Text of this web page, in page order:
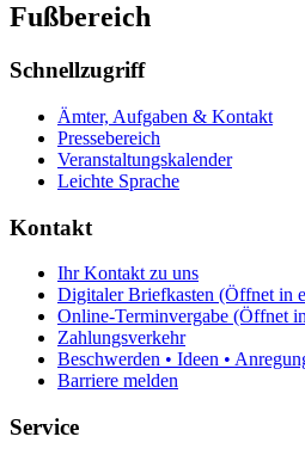
Fußbereich
Schnellzugriff
Ämter, Aufgaben & Kontakt
Pressebereich
Veranstaltungskalender
Leichte Sprache
Kontakt
Ihr Kontakt zu uns
Digitaler Briefkasten (Öffnet in
Online-Terminvergabe (Öffnet
Zahlungsverkehr
Beschwerden • Ideen •
Barriere melden
Service